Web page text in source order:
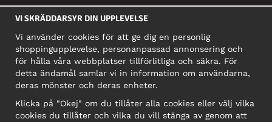
SOCIALA MEDIER
FÖRETAG
Motley Denim Europe OÜ
Narva mnt 5, EE-10117 Tallinn
Org: 12356245, Momsnummer: SE502090048501
OBS! Skicka inte varureturer till denna adress!
VI SKRÄDDARSYR DIN UPPLEVELSE
Vi använder cookies för att ge dig en personlig
shoppingupplevelse, personanpassad annonsering och
för hålla våra webbplatser tillförlitliga och säkra. För
detta ändamål samlar vi in information om användarna,
deras mönster och deras enheter.
Klicka på "Okej" om du tillåter alla cookies eller välj vilka
cookies du tillåter och vilka du vill stänga av genom att